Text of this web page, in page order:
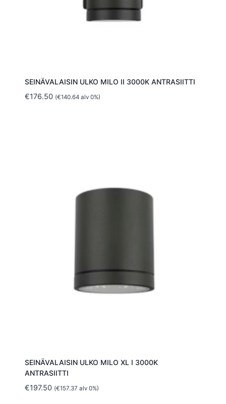
SEINÄVALAISIN ULKO MILO II 3000K ANTRASIITTI
€176.50 (€140.64alv 0%)
SEINÄVALAISIN ULKO MILO XL I 3000K
ANTRASIITTI
€197.50 (€157.37 alv 0%)